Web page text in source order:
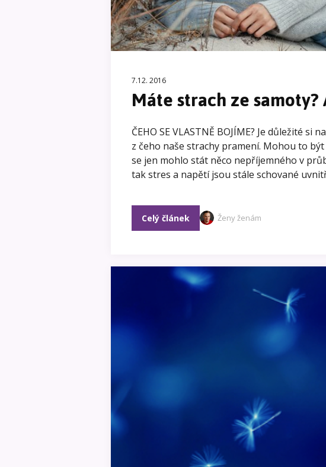
7.12. 2016
Máte strach ze
ČEHO SE VLASTNĚ BOJÍME? Je důležité
z čeho naše strachy pramení. Mohou to
se jen mohlo stát něco nepříjemného v
tak stres a napětí jsou stále schované
Celý článek Ženy ženám